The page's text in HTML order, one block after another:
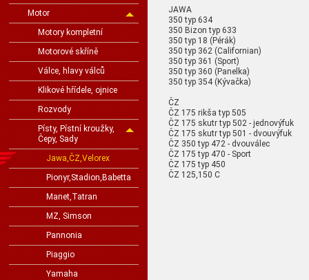
Motor
Motory kompletní
Motorové skříně
Válce, hlavy válců
Klikové hřídele, ojnice
Rozvody
Písty, Pístní kroužky,
Čepy, Sady
Jawa,ČZ,Velorex
Pionyr,Stadion,Babetta
Manet,Tatran
MZ, Simson
Pannonia
Piaggio
Yamaha
JAWA
350 typ 634
350 Bizon typ 633
350 typ 18 (Pérák)
350 typ 362 (Californian)
350 typ 361 (Sport)
350 typ 360 (Panelka)
350 typ 354 (Kývačka)
ČZ
ČZ 175 rikša typ 505
ČZ 175 skutr typ 502 - jednovýfuk
ČZ 175 skutr typ 501 - dvouvýfuk
ČZ 350 typ 472 - dvouválec
ČZ 175 typ 470 - Sport
ČZ 175 typ 450
ČZ 125,150 C